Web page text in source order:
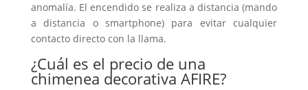
anomalía. El encendido se realiza a distancia (mando
a distancia o smartphone) para evitar cualquier
contacto directo con la llama.
¿Cuál es el precio de una
chimenea decorativa AFIRE?